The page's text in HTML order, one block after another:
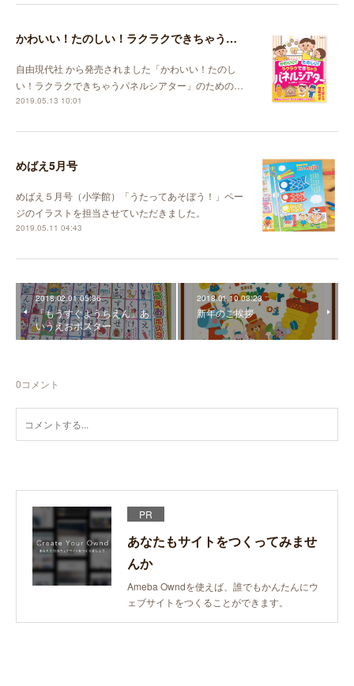
かわいい！たのしい！ラクラクできちゃうパネルシアター
自由現代社 から発売されました「かわいい！たのし
い！ラクラクできちゃうパネルシアター」のための…
2019.05.13 10:01
めばえ5月号
めばえ５月号（小学館）「うたってあそぼう！」ペー
ジのイラストを担当させていただきました。
2019.05.11 04:43
2018.02.01 05:36
「もうすぐようちえん」あ
いうえおポスター
2018.01.10 03:23
新年のご挨拶
0コメント
PR
あなたもサイトをつくってみませ
んか
Ameba Owndを使えば、誰でもかんたんにウ
ェブサイトをつくることができます。